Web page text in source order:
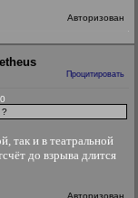
Авторизован
Процитировать
?
так и в театральной
до взрыва длится
Авторизован